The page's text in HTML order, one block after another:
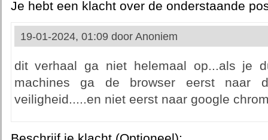
Je hebt een klacht over de onderstaande
19-01-2024, 01:09 door Anoniem
dit verhaal ga niet helemaal op...als je
machines ga de browser eerst naar
veiligheid.....en niet eerst naar google